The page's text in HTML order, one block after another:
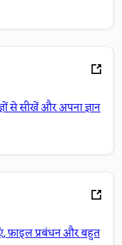
से सीखें और अपना ज्ञान
फ़ाइल प्रबंधन और बहुत